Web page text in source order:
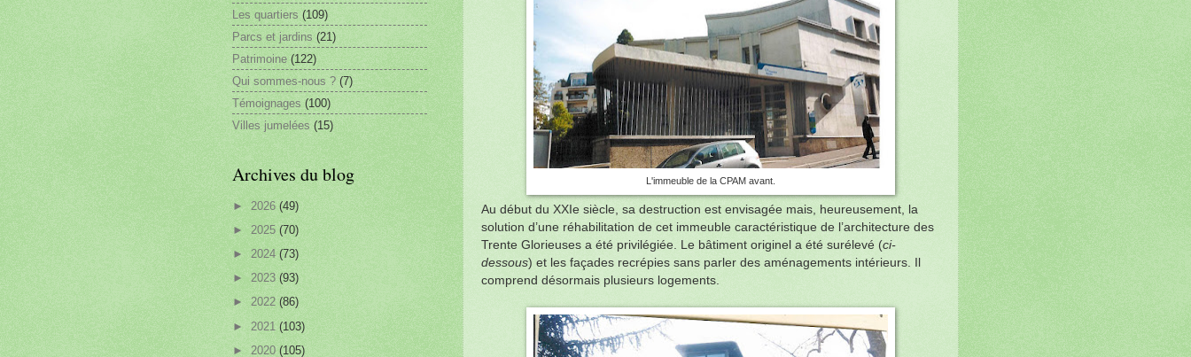
L'immeuble de la CPAM avant.
Au début du XXIe siècle, sa destruction est envisagée mais, heureusement, la
solution d’une réhabilitation de cet immeuble caractéristique de l’architecture des
Trente Glorieuses a été privilégiée. Le bâtiment originel a été surélevé (ci-
dessous) et les façades recrépies sans parler des aménagements intérieurs. Il
comprend désormais plusieurs logements.
Les quartiers (109)
Parcs et jardins (21)
Patrimoine (122)
Qui sommes-nous ? (7)
Témoignages (100)
Villes jumelées (15)
Archives du blog
► 2026 (49)
► 2025 (70)
► 2024 (73)
► 2023 (93)
► 2022 (86)
► 2021 (103)
► 2020 (105)